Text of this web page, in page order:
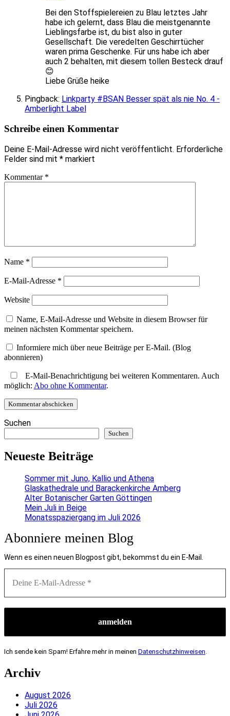
Bei den Stoffspielereien zu Blau letztes Jahr
habe ich gelernt, dass Blau die meistgenannte
Lieblingsfarbe ist, du bist also in guter
Gesellschaft. Die veredelten Geschirrtücher
waren prima Geschenke. Für uns habe ich aber
auch 2 behalten, mit diesem tollen Besteck drauf
😊
Liebe Grüße heike
Pingback: Linkparty #BSAN Besser spät als nie No. 4 -
Amberlight Label
Schreibe einen Kommentar
Deine E-Mail-Adresse wird nicht veröffentlicht. Erforderliche
Felder sind mit * markiert
Kommentar *
Name *
E-Mail-Adresse *
Website
Name, E-Mail-Adresse und Website in diesem Browser für
meinen nächsten Kommentar speichern.
Informiere mich über neue Beiträge per E-Mail. (Blog
abonnieren)
E-Mail-Benachrichtigung bei weiteren Kommentaren. Auch
möglich: Abo ohne Kommentar.
Suchen
Suchen
Neueste Beiträge
Sommer mit Juno, Kallio und Athena
Glaskathedrale und Barackenkirche Amberg
Alter Botanischer Garten Göttingen
Mein Juli in Beige
Monatsspaziergang im Juli 2026
Abonniere meinen Blog
Wenn es einen neuen Blogpost gibt, bekommst du ein E-Mail.
Ich sende kein Spam! Erfahre mehr in meinen Datenschutzhinweisen
Archiv
August 2026
Juli 2026